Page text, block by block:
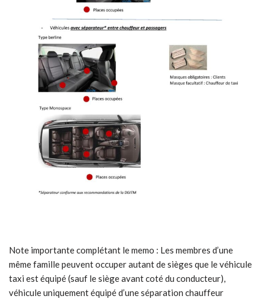
Note importante complétant le memo : Les membres d’une
même famille peuvent occuper autant de sièges que le véhicule
taxi est équipé (sauf le siège avant coté du conducteur),
véhicule uniquement équipé d’une séparation chauffeur